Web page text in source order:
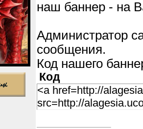
наш баннер - на
Администратор
сообщения.
Код нашего
Код
<a href=http://
src=http://